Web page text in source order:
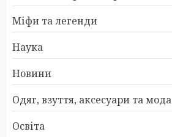
Міфи та легенди
Наука
Новини
Одяг, взуття, аксесуари та мода
Освіта